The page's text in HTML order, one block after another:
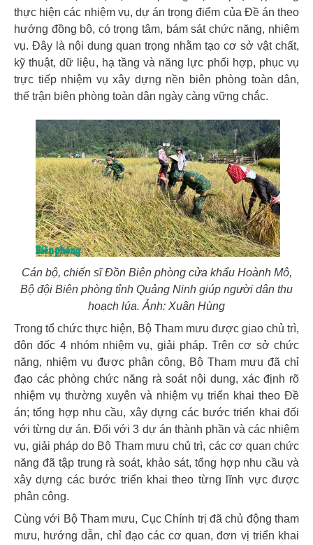
thực hiện các nhiệm vụ, dự án trọng điểm của Đề án theo
hướng đồng bộ, có trọng tâm, bám sát chức năng, nhiệm
vụ. Đây là nội dung quan trọng nhằm tạo cơ sở vật chất,
kỹ thuật, dữ liệu, hạ tầng và năng lực phối hợp, phục vụ
trực tiếp nhiệm vụ xây dựng nền biên phòng toàn dân,
thế trận biên phòng toàn dân ngày càng vững chắc.
Cán bộ, chiến sĩ Đồn Biên phòng cửa khẩu Hoành Mô,
Bộ đội Biên phòng tỉnh Quảng Ninh giúp người dân thu
hoạch lúa. Ảnh: Xuân Hùng
Trong tổ chức thực hiện, Bộ Tham mưu được giao chủ trì,
đôn đốc 4 nhóm nhiệm vụ, giải pháp. Trên cơ sở chức
năng, nhiệm vụ được phân công, Bộ Tham mưu đã chỉ
đạo các phòng chức năng rà soát nội dung, xác định rõ
nhiệm vụ thường xuyên và nhiệm vụ triển khai theo Đề
án; tổng hợp nhu cầu, xây dựng các bước triển khai đối
với từng dự án. Đối với 3 dự án thành phần và các nhiệm
vụ, giải pháp do Bộ Tham mưu chủ trì, các cơ quan chức
năng đã tập trung rà soát, khảo sát, tổng hợp nhu cầu và
xây dựng các bước triển khai theo từng lĩnh vực được
phân công.
Cùng với Bộ Tham mưu, Cục Chính trị đã chủ động tham
mưu, hướng dẫn, chỉ đạo các cơ quan, đơn vị triển khai